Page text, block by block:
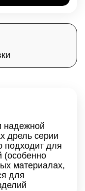
надежной
дрель серии
для
(особенно
материалах,
для